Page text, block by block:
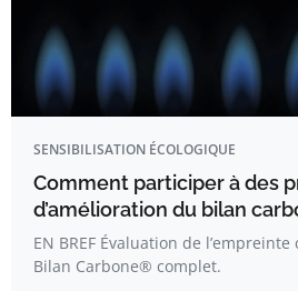
SENSIBILISATION ÉCOLOGIQUE
Comment participer à des
d’amélioration du bilan
EN BREF Évaluation de
Bilan Carbone® complet.